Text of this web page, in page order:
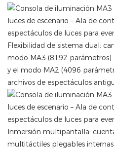
Flexibilidad de sistema dual:
modo MA3 (8192
y el modo MA2 (4096
archivos de espectáculos
Inmersión multipantalla:
multitáctiles plegables